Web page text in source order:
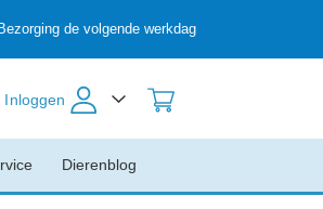
Bezorging de volgende werkdag
Inloggen
Dierenblog